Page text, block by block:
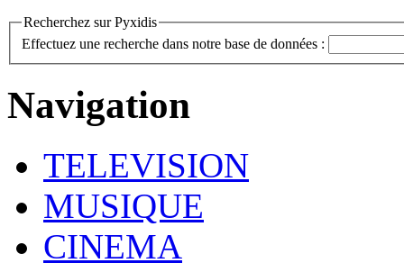
Recherchez sur Pyxidis
Effectuez une recherche dans notre base de données :
Navigation
TELEVISION
MUSIQUE
CINEMA